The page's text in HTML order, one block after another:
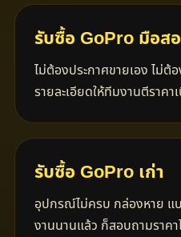
รับซื้อ GoPro มือส
ไม่ต้องประกาศขายเอง ไม่
รายละเอียดให้ทีมงานตีราคา
รับซื้อ GoPro เก่า
อุปกรณ์ไม่ครบ กล่องหาย แ
งานนานแล้ว ก็สอบถามราคา